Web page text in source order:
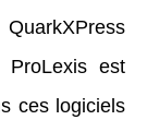
ProLexis est
ces logiciels